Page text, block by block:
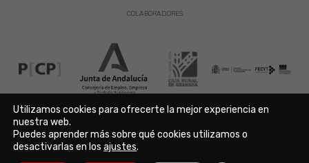
COLABORADORES
Aviso Legal | Política de Privacidad | Política de Cookies
Copyright © 2021. Parque de las Ciencias. Avda. de la Ciencia s/n
Utilizamos cookies para ofrecerte la mejor experiencia en
nuestra web.
Puedes aprender más sobre qué cookies utilizamos o
desactivarlas en los ajustes.